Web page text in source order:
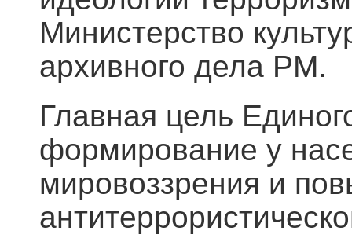
Министерство
архивного дела РМ.
Главная цель
формирование у
мировоззрения и